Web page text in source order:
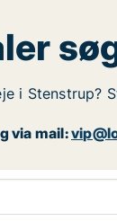
i Stenstrup?
via mail: